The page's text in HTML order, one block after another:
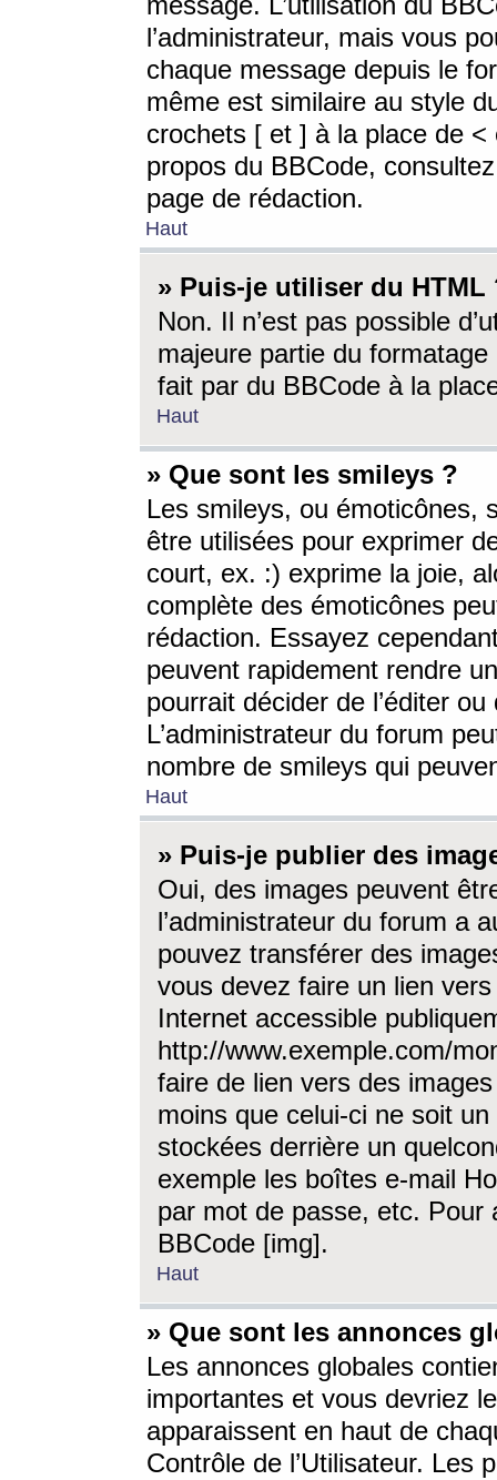
l’administrateur, mais vous
chaque message depuis le
même est similaire au style
crochets [ et ] à la place de <
propos du BBCode,
page de rédaction.
Haut
» Puis-je utiliser du HTML
Non. Il n’est pas possible
majeure partie du
fait par du BBCode à la
Haut
» Que sont les smileys ?
Les smileys, ou émoticônes,
être utilisées pour exprimer
court, ex. :) exprime la joie,
complète des émoticônes
rédaction. Essayez
peuvent rapidement rendre
pourrait décider de l’éditer
L’administrateur du forum
nombre de smileys qui
Haut
» Puis-je publier des
Oui, des images peuvent
l’administrateur du forum a
pouvez transférer des
vous devez faire un lien
Internet accessible
http://www.exemple.com/
faire de lien vers des
moins que celui-ci ne soit
stockées derrière un
exemple les boîtes e-mail
par mot de passe, etc. Pour
BBCode [img].
Haut
» Que sont les annonces
Les annonces globales
importantes et vous devriez
apparaissent en haut de
Contrôle de l’Utilisateur. Les